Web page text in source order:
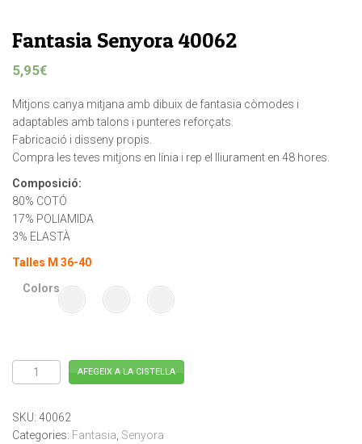
Fantasia Senyora 40062
5,95€
Mitjons canya mitjana amb dibuix de fantasia còmodes i
adaptables amb talons i punteres reforçats.
Fabricació i disseny propis.
Compra les teves mitjons en línia i rep el lliurament en 48 hores.
Composició:
80% COTÓ
17% POLIAMIDA
3% ELASTÀ
Talles M 36-40
Colors
quantitat
Fantasia
40062
AFEGEIX A LA CISTELLA
SKU: 40062
Categories: Fantasia Senyora